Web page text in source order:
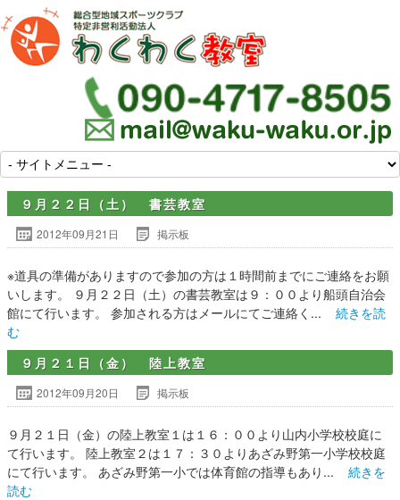
９月２２日（土） 書芸教室
2012年09月21日 掲示板
※道具の準備がありますので参加の方は１時間前までにご連絡をお願
いします。 ９月２２日（土）の書芸教室は９：００より船頭自治会
館にて行います。 参加される方はメールにてご連絡く... 続きを読
む
９月２１日（金） 陸上教室
2012年09月20日 掲示板
９月２１日（金）の陸上教室１は１６：００より山内小学校校庭に
て行います。 陸上教室２は１７：３０よりあざみ野第一小学校校庭
にて行います。 あざみ野第一小では体育館の指導もあり... 続きを
読む